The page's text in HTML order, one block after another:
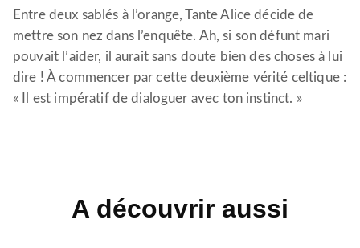
Entre deux sablés à l’orange, Tante Alice décide de
mettre son nez dans l’enquête. Ah, si son défunt mari
pouvait l’aider, il aurait sans doute bien des choses à lui
dire ! À commencer par cette deuxième vérité celtique :
« Il est impératif de dialoguer avec ton instinct. »
A découvrir aussi